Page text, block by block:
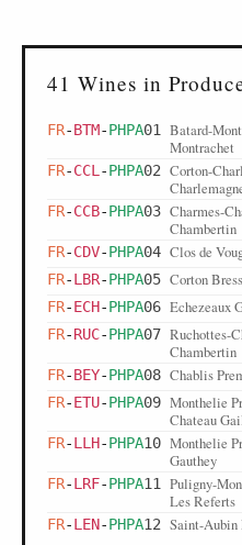
41 Wines in
FR-BTM-PHPA01
Batard-
Montrachet
FR-CCL -PHPA02 Corton-
FR-CCB-PHPA03 Charmes-
Chambertin
FR-CDV-PHPA04 Clos de
FR-LBR-PHPA05 Corton
FR-ECH-PHPA06 Echezeaux
FR-RUC-PHPA07 Ruchottes-
Chambertin
FR-BEY-PHPA08 Chablis
FR-ETU-PHPA09 Monthelie
Chateau
FR-LLH-PHPA10 Monthelie
Gauthey
FR-LRF-PHPA11
Puligny-
Les Referts
FR-LEN-PHPA12 Saint-Aubin